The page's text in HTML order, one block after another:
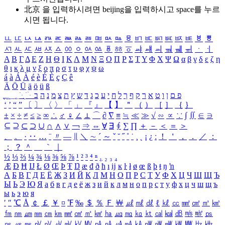
北京 을 입력하시려면 beijing을 입력하시고 space를 누르
시면 됩니다.
ㅥ ㅦ ㅧ ㅨ ㅩ ㅪ ㅫ ㅬ ㅭ ㅮ ㅯ ㅰ ㅱ ㅲ ㅳ ㅴ ㅵ ㅶ ㅷ ㅸ
ㅹ
ㅺ ㅻ ㅼ ㅽ ㅾ ㅿ ㆀ ㆁ ㆂ ㆃ ㆄ ㆅ ㆆ ㆇ ㆈ ㆉ ㆊ ㆋ ㆌ ㆍ
ㆎ
Α Β ΓΔ Ε Ζ Η Θ Ι ΚΛ Μ Ν Ξ Ο Π Ρ Σ ΤΥ Φ Χ Ψ Ω α β γ δ ε ζ η
θ ι κ λ μ ν ξ ο π ρ σ τ υ φ χ ψ ω
á à Á À é è É È ç Ç ê
Ä Ö Ü ä ö ü ß
ִֶֹ ֻּ ׁׂ פ ם ן ו ט א ר ק ף ך ל ח י ע כ ג ד ש ץ ת צ מ נ ה ב
‘ ’ “ ” 〔 〕 〈 〉 「 」 『 』 【 】 ＂ （ ） ［ ］ ｛ ｝
± × ÷ ≠ ≤ ≥ ∞ ∴ ♂ ♀ ∠ ⊥ ⌒ ∂ ∇ ≡ ≒ ≪ ≫ √ ∽ ∝ ∵ ∫ ∬ ∈ ∋
⊆ ⊇ ⊂ ⊃ ∪ ∩ ∧ ∨ ￢ ⇒ ⇔ ∀ ∃ ∮ ∑ ∏ ＋ － ＜ ＝
＞
、
。 · ‥ … ¨ 〃 ― ＼ ∼ ´ ～ ˇ ˘ ˝ ˚ ˙ ¸ ¡ ¿ ː ！ ＇ ， ． ／
：
；
？ ＾ ｀
½ ⅓ ⅔ ¼ ¾ ⅛ ⅜ ⅝ ⅞ ¹ ² ³ ⁴ ⁿ ₁ ₂ ₃ ₄
Æ Ð Ħ Ĳ Ł Ø Œ Þ Ŧ Ŋ æ đ ð ħ ı ĳ ĸ ŀ ł ø œ ß þ ŧ ŋ ŉ
А Б В Г Д Е Ё Ж З И Й К Л М Н О П Р С Т У Ф Х Ц Ч Ш Щ Ъ
Ы Ь Э Ю Я а б в г д е ё ж з и й к л м н о п р с т у ф х ц ч ш щ ъ
ы ь э ю я
′ ″ ℃ Å ￠ ￡ ￥ ¤ ℉ ‰ ＄ ％ Ｆ ￦ ㎕ ㎖ ㎗ ℓ ㎘ ㏄ ㎣ ㎤ ㎥ ㎦
㎙ ㎚ ㎛ ㎜ ㎝ ㎞ ㎟ ㎠ ㎡ ㎢ ㏊ ㎍ ㎎ ㎏ ㏏ ㎈ ㎉ ㏈ ㎧ ㎨ ㎰